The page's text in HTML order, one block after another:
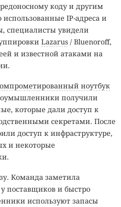
коду и другим
IP-адреса и
специалисты увидели
Lazarus / Bluenoroff,
и известной атаками на
ноутбук
получили
которые дали доступ к
секретами. После
доступ к инфраструктуре,
и некоторые
Команда заметила
поставщиков и быстро
используют запасы